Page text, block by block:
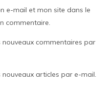
e-mail et mon site dans le
commentaire.
commentaires par
articles par e-mail.